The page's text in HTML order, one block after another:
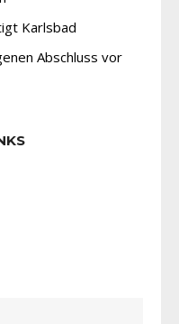
Karlsbad
Abschluss vor